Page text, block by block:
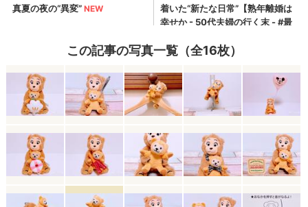
この記事の写真一覧（全16枚）